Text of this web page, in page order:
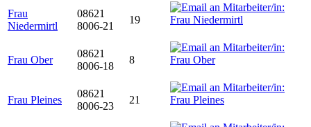
Frau
Niedermirtl
08621
8006-21
19
Frau Ober
08621
8006-18
8
Frau Pleines
08621
8006-23
21